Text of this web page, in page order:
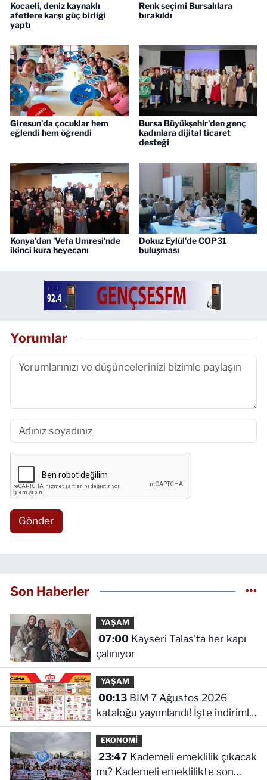
Kocaeli, deniz kaynaklı
afetlere karşı güç birliği
yaptı
Renk seçimi Bursalılara
bırakıldı
Giresun'da çocuklar hem
eğlendi hem öğrendi
Bursa Büyükşehir'den genç
kadınlara dijital ticaret
desteği
Konya'dan 'Vefa Umresi'nde
ikinci kura heyecanı
Dokuz Eylül'de COP31
buluşması
Yorumlar
Gönder
Son Haberler
YAŞAM
07:00Kayseri Talas'ta her kapı
çalınıyor
YAŞAM
00:13BİM 7 Ağustos 2026
kataloğu yayımlandı! İşte indirimli
ürünler ve fiyatları
EKONOMİ
23:47
mı? Kademeli emeklilikte son